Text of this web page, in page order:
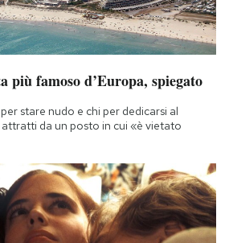
famoso d’Europa, spiegato
stare nudo e chi per dedicarsi al
da un posto in cui «è vietato